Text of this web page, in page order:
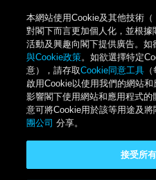
本網站使用Cookie及其他技術
對閣下而言更加個人化，並根
活動及興趣向閣下提供廣告。
與Cookie政策。如欲選擇特定
意），請存取Cookie同意工具
啟用Cookie以使用我們的網站
影響閣下使用網站和應用程式
意可將Cookie用於該等用途及
團公司 分享。
接受所